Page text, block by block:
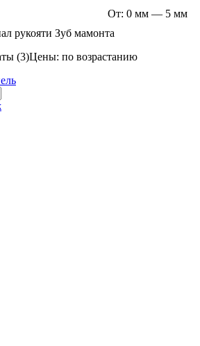
От: 0 мм — 5 мм
рукояти Зуб мамонта
(3)Цены: по возрастанию